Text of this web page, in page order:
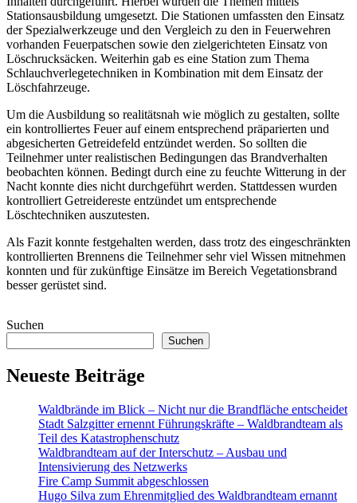
Stationsausbildung umgesetzt. Die Stationen umfassten den Einsatz
der Spezialwerkzeuge und den Vergleich zu den in Feuerwehren
vorhanden Feuerpatschen sowie den zielgerichteten Einsatz von
Löschrucksäcken. Weiterhin gab es eine Station zum Thema
Schlauchverlegetechniken in Kombination mit dem Einsatz der
Löschfahrzeuge.
Um die Ausbildung so realitätsnah wie möglich zu gestalten, sollte
ein kontrolliertes Feuer auf einem entsprechend präparierten und
abgesicherten Getreidefeld entzündet werden. So sollten die
Teilnehmer unter realistischen Bedingungen das Brandverhalten
beobachten können. Bedingt durch eine zu feuchte Witterung in der
Nacht konnte dies nicht durchgeführt werden. Stattdessen wurden
kontrolliert Getreidereste entzündet um entsprechende
Löschtechniken auszutesten.
Als Fazit konnte festgehalten werden, dass trotz des eingeschränkten
kontrollierten Brennens die Teilnehmer sehr viel Wissen mitnehmen
konnten und für zukünftige Einsätze im Bereich Vegetationsbrand
besser gerüstet sind.
Suchen
Suchen
Neueste Beiträge
Waldbrände im Blick – Nicht nur die Brandfläche entscheidet
Stadt Salzgitter ernennt Führungskräfte – Waldbrandteam als
Teil des Katastrophenschutz
Waldbrandteam auf der Interschutz – Ausbau und
Intensivierung des Netzwerks
Fire Camp Summit abgeschlossen
Hugo Silva zum Ehrenmitglied des Waldbrandteam ernannt